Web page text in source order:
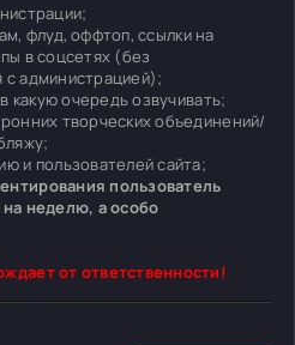
флуд, оффтоп, ссылки на
в соцсетях (без
с администрацией);
какую очередь озвучивать;
творческих объединений/
и пользователей сайта;
пользователь
на неделю, а особо
от ответственности!